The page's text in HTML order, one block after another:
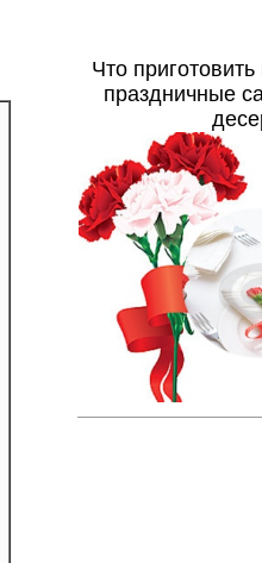
Что
праздничные